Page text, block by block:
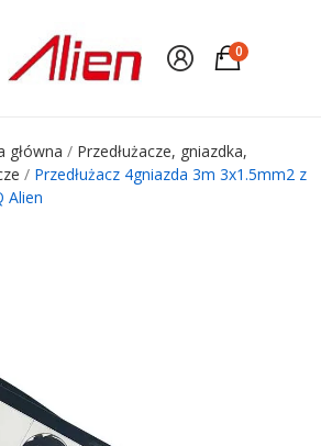
0
główna
Przedłużacze, gniazdka,
Przedłużacz 4gniazda 3m 3x1.5mm2 z
Alien